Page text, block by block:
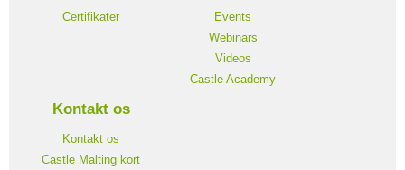
Certifikater
Events
Webinars
Videos
Castle Academy
Kontakt os
Kontakt os
Castle Malting kort